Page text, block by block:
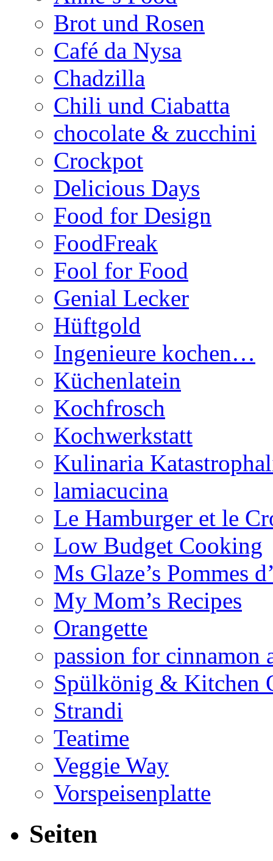
Brot und Rosen
Café da Nysa
Chadzilla
Chili und Ciabatta
chocolate & zucchini
Crockpot
Delicious Days
Food for Design
FoodFreak
Fool for Food
Genial Lecker
Hüftgold
Ingenieure kochen…
Küchenlatein
Kochfrosch
Kochwerkstatt
Kulinaria
lamiacucina
Le Hamburger et le
Low Budget Cooking
Ms Glaze’s Pommes
My Mom’s Recipes
Orangette
passion for cinnamon
Spülkönig & Kitchen
Strandi
Teatime
Veggie Way
Vorspeisenplatte
Seiten